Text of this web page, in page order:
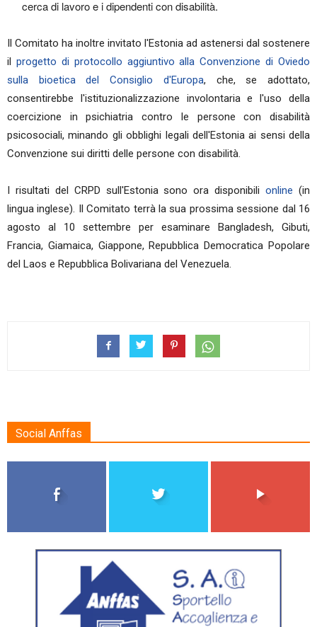
cerca di lavoro e i dipendenti con disabilità.
Il Comitato ha inoltre invitato l'Estonia ad astenersi dal sostenere
il progetto di protocollo aggiuntivo alla Convenzione di Oviedo
sulla bioetica del Consiglio d'Europa, che, se adottato,
consentirebbe l'istituzionalizzazione involontaria e l'uso della
coercizione in psichiatria contro le persone con disabilità
psicosociali, minando gli obblighi legali dell'Estonia ai sensi della
Convenzione sui diritti delle persone con disabilità.
I risultati del CRPD sull'Estonia sono ora disponibilionline (in
lingua inglese). Il Comitato terrà la sua prossima sessione dal 16
agosto al 10 settembre per esaminare Bangladesh, Gibuti,
Francia, Giamaica, Giappone, Repubblica Democratica Popolare
del Laos e Repubblica Bolivariana del Venezuela.
Social Anffas